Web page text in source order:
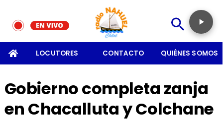
LOCUTORES CONTACTO QUIÉNES SOMOS
Gobierno completa zanja
en Chacalluta y Colchane